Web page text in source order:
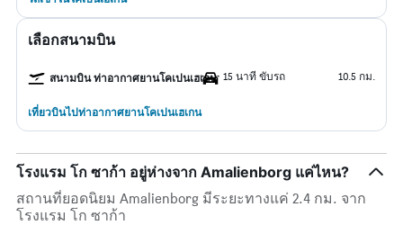
เลือกสนามบิน
สนามบิน ท่าอากาศยานโคเปนเฮเกน 15 นาที ขับรถ 10.5 กม.
เที่ยวบินไปท่าอากาศยานโคเปนเฮเกน
โรงแรม โก ซาก้า อยู่ห่างจาก Amalienborg แค่ไหน?
สถานที่ยอดนิยม Amalienborg มีระยะทางแค่ 2.4 กม. จาก
โรงแรม โก ซาก้า